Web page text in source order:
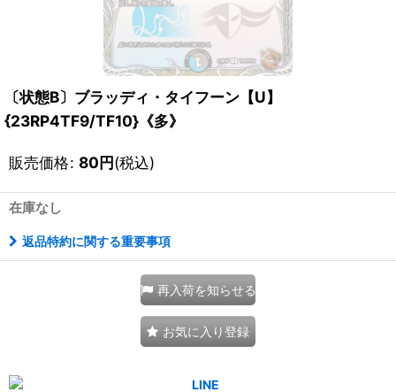
〔状態B〕ブラッディ・タイフーン【U】
{23RP4TF9/TF10}《多》
販売価格: 80円(税込)
在庫なし
返品特約に関する重要事項
再入荷を知らせる
お気に入り登録